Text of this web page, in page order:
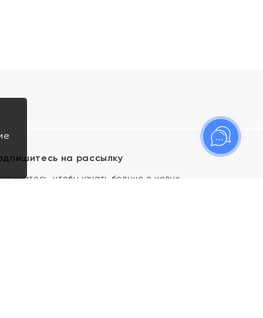
на рассылку
чтобы узнать больше о новых